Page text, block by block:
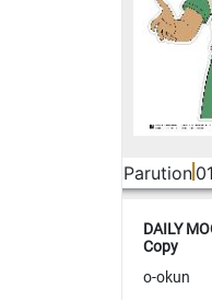
Parution
DAILY
Copy
o-okun